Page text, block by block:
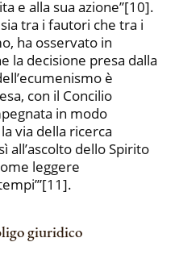
e alla sua azione”[10].
tra i fautori che tra i
ha osservato in
la decisione presa dalla
è
con il Concilio
in modo
via della ricerca
all’ascolto dello Spirito
leggere
giuridico